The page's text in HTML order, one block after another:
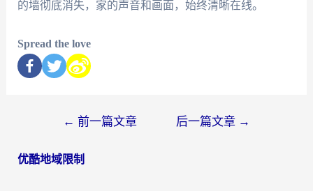
的墙彻底消失，家的声音和画面，始终清晰在线。
Spread the love
← 前一篇文章 后一篇文章 →
优酷地域限制